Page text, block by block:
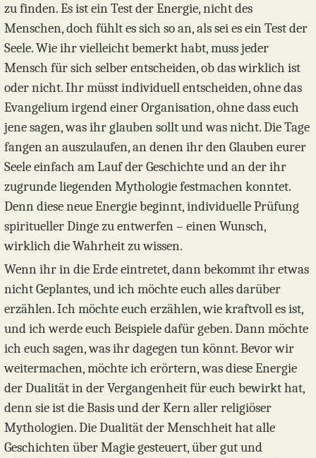
zu finden. Es ist ein Test der Energie, nicht des
Menschen, doch fühlt es sich so an, als sei es ein Test der
Seele. Wie ihr vielleicht bemerkt habt, muss jeder
Mensch für sich selber entscheiden, ob das wirklich ist
oder nicht. Ihr müsst individuell entscheiden, ohne das
Evangelium irgend einer Organisation, ohne dass euch
jene sagen, was ihr glauben sollt und was nicht. Die Tage
fangen an auszulaufen, an denen ihr den Glauben eurer
Seele einfach am Lauf der Geschichte und an der ihr
zugrunde liegenden Mythologie festmachen konntet.
Denn diese neue Energie beginnt, individuelle Prüfung
spiritueller Dinge zu entwerfen – einen Wunsch,
wirklich die Wahrheit zu wissen.
Wenn ihr in die Erde eintretet, dann bekommt ihr etwas
nicht Geplantes, und ich möchte euch alles darüber
erzählen. Ich möchte euch erzählen, wie kraftvoll es ist,
und ich werde euch Beispiele dafür geben. Dann möchte
ich euch sagen, was ihr dagegen tun könnt. Bevor wir
weitermachen, möchte ich erörtern, was diese Energie
der Dualität in der Vergangenheit für euch bewirkt hat,
denn sie ist die Basis und der Kern aller religiöser
Mythologien. Die Dualität der Menschheit hat alle
Geschichten über Magie gesteuert, über gut und